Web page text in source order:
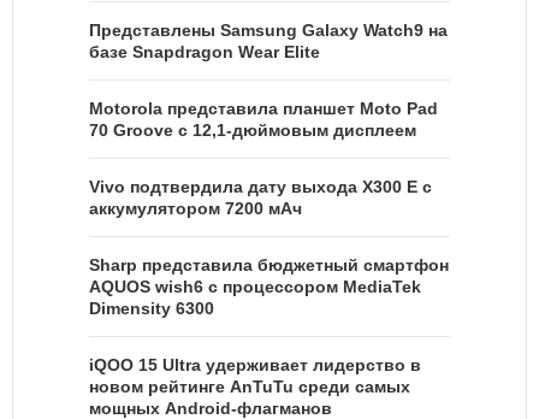
Представлены Samsung Galaxy Watch9 на
базе Snapdragon Wear Elite
Motorola представила планшет Moto Pad
70 Groove с 12,1-дюймовым дисплеем
Vivo подтвердила дату выхода X300 E с
аккумулятором 7200 мАч
Sharp представила бюджетный смартфон
AQUOS wish6 с процессором MediaTek
Dimensity 6300
iQOO 15 Ultra удерживает лидерство в
новом рейтинге AnTuTu среди самых
мощных Android-флагманов